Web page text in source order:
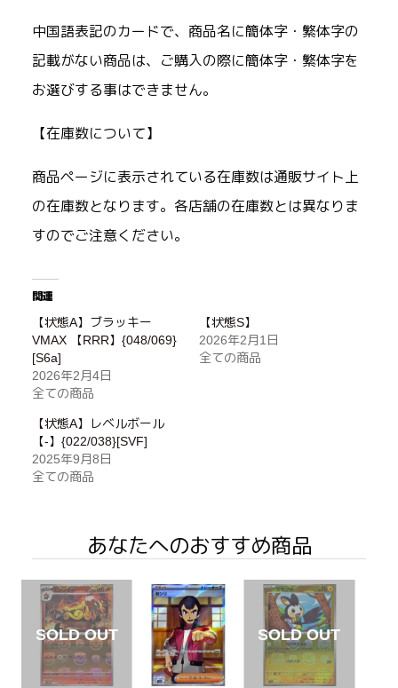
中国語表記のカードで、商品名に簡体字・繁体字の
記載がない商品は、ご購入の際に簡体字・繁体字を
お選びする事はできません。
【在庫数について】
商品ページに表示されている在庫数は通販サイト上
の在庫数となります。各店舗の在庫数とは異なりま
すのでご注意ください。
関連
【状態A】ブラッキー
VMAX 【RRR】{048/069}
[S6a]
2026年2月4日
全ての商品
【状態S】
2026年2月1日
全ての商品
【状態A】レベルボール
【-】{022/038}[SVF]
2025年9月8日
全ての商品
あなたへのおすすめ商品